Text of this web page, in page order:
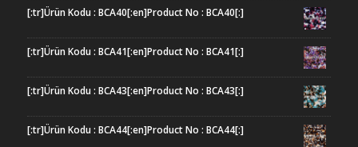
[:tr]Ürün Kodu : BCA40[:en]Product No : BCA40[:]
[:tr]Ürün Kodu : BCA41[:en]Product No : BCA41[:]
[:tr]Ürün Kodu : BCA43[:en]Product No : BCA43[:]
[:tr]Ürün Kodu : BCA44[:en]Product No : BCA44[:]